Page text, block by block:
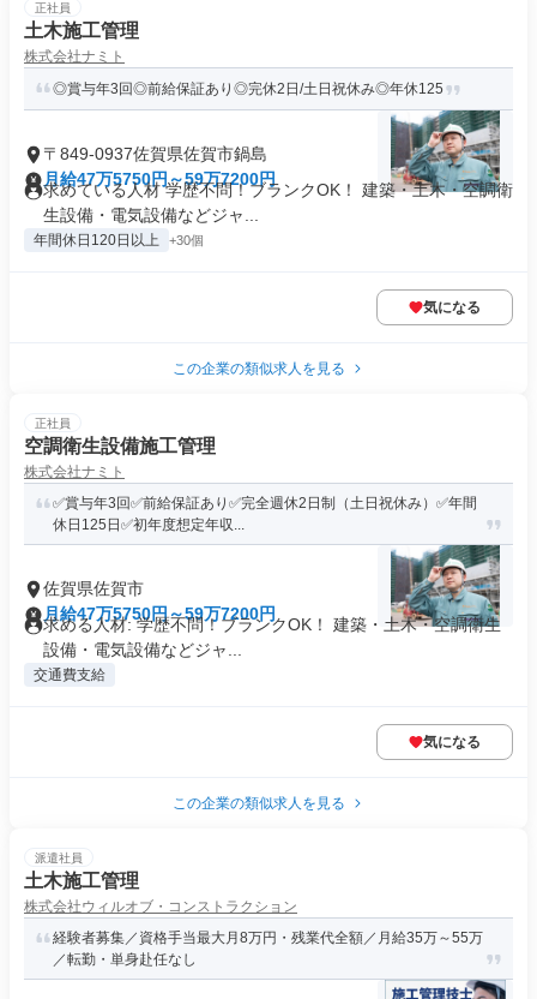
正社員
土木施工管理
株式会社ナミト
◎賞与年3回◎前給保証あり◎完休2日/土日祝休み◎年休125
〒849-0937佐賀県佐賀市鍋島
月給47万5750円～59万7200円
求めている人材 学歴不問！ブランクOK！ 建築・土木・空調衛
生設備・電気設備などジャ...
年間休日120日以上 +30個
気になる
この企業の類似求人を見る
正社員
空調衛生設備施工管理
株式会社ナミト
✅賞与年3回✅前給保証あり✅完全週休2日制（土日祝休み）✅年間
休日125日✅初年度想定年収...
佐賀県佐賀市
月給47万5750円～59万7200円
求める人材: 学歴不問！ブランクOK！ 建築・土木・空調衛生
設備・電気設備などジャ...
交通費支給
気になる
この企業の類似求人を見る
派遣社員
土木施工管理
株式会社ウィルオブ・コンストラクション
経験者募集／資格手当最大月8万円・残業代全額／月給35万～55万
／転勤・単身赴任なし